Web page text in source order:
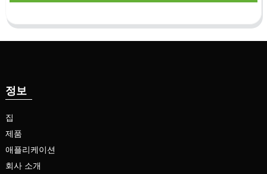
정보
집
제품
애플리케이션
회사 소개